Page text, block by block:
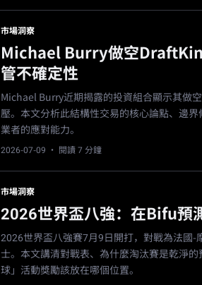
市場洞察
Michael Burry做空
管不確定性
Michael Burry近期揭露的投資組合顯示其做
壓。本文分析此結構性交易的核心論點、邊
業者的應對能力。
2026-07-09 · 閱讀 7 分鐘
市場洞察
2026世界盃八強：在Bifu預
2026世界盃八強賽7月9日開打，對戰為法國
士。本文講清對戰表、為什麼淘汰賽是乾淨
球」活動獎勵該放在哪個位置。